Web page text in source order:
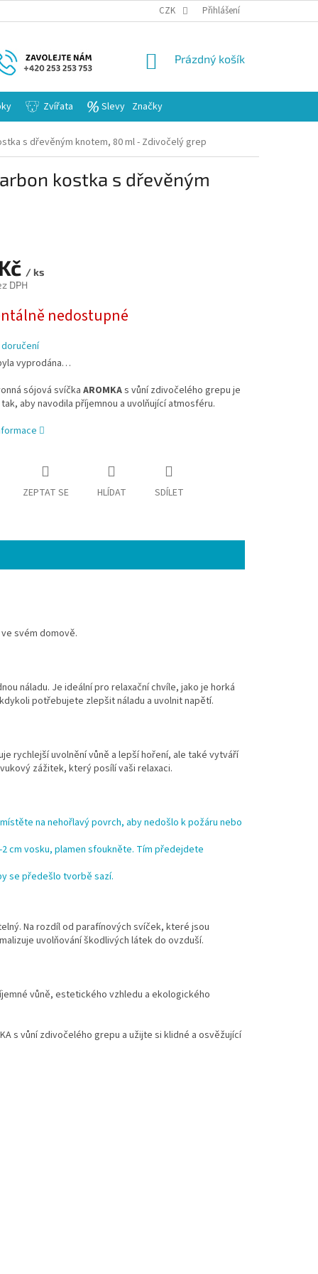
CZK Přihlášení
NÁKUPNÍ
Prázdný košík
Zvířata Slevy Značky
s dřevěným knotem, 80 ml - Zdivočelý grep
kostka s dřevěným
/ ks
DPH
nedostupné
vyprodána…
sójová svíčkaAROMKAs vůní zdivočelého grepu je
aby navodila příjemnou a uvolňující atmosféru.
ZEPTAT SE HLÍDAT SDÍLET
svém domově.
náladu. Je ideální pro relaxační chvíle, jako je horká
potřebujete zlepšit náladu a uvolnit napětí.
rychlejší uvolnění vůně a lepší hoření, ale také vytváří
zážitek, který posílí vaši relaxaci.
na nehořlavý povrch, aby nedošlo k požáru nebo
cm vosku, plamen sfoukněte. Tím předejdete
se předešlo tvorbě sazí.
Na rozdíl od parafínových svíček, které jsou
uvolňování škodlivých látek do ovzduší.
vůně, estetického vzhledu a ekologického
s vůní zdivočelého grepu a užijte si klidné a osvěžující